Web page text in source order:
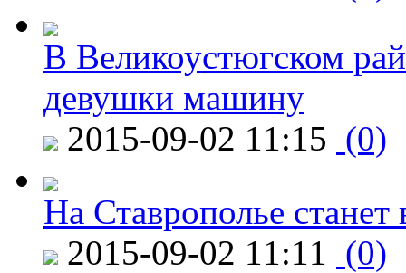
В Великоустюгском
девушки машину
2015-09-02 11:15 (0)
На Ставрополье
2015-09-02 11:11 (0)